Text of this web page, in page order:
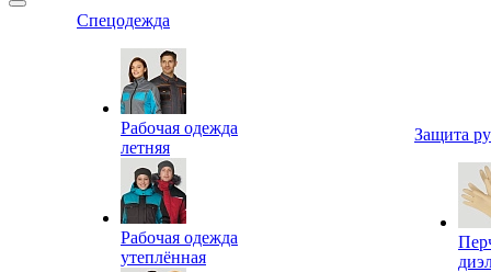
Спецодежда
Рабочая одежда
летняя
Рабочая одежда
утеплённая
Защита